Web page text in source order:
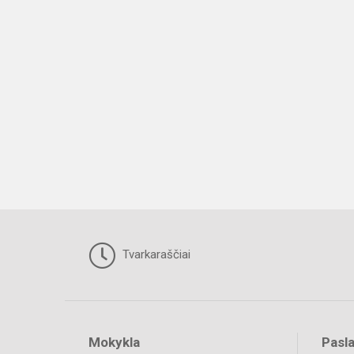
Tvarkaraščiai
Mokykla